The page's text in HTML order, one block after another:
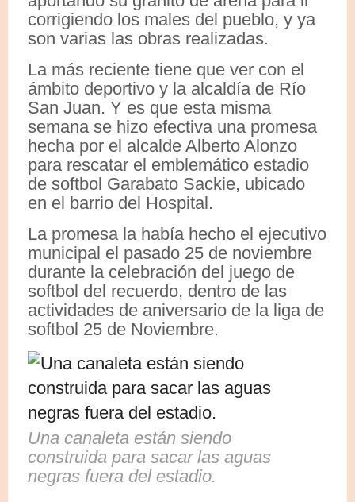
corrigiendo los males del pueblo, y ya
son varias las obras realizadas.
La más reciente tiene que ver con el
ámbito deportivo y la alcaldía de Río
San Juan. Y es que esta misma
semana se hizo efectiva una promesa
hecha por el alcalde Alberto Alonzo
para rescatar el emblemático estadio
de softbol Garabato Sackie, ubicado
en el barrio del Hospital.
La promesa la había hecho el ejecutivo
municipal el pasado 25 de noviembre
durante la celebración del juego de
softbol del recuerdo, dentro de las
actividades de aniversario de la liga de
softbol 25 de Noviembre.
Una canaleta están siendo
construida para sacar las aguas
negras fuera del estadio.